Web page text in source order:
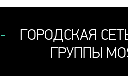
ГОРОДСКАЯ
ГРУППЫ